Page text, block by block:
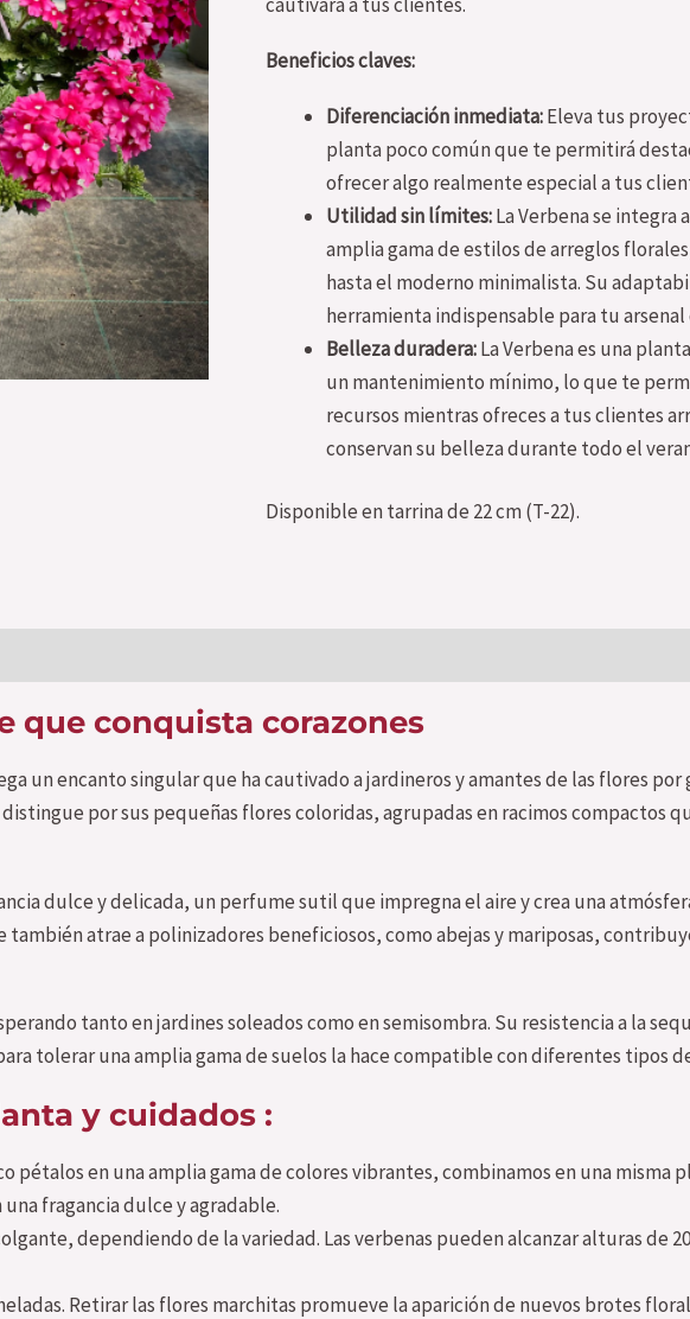
Beneficios claves:
Diferenciación inmediata:Eleva tus
planta poco común que te permitirá
ofrecer algo realmente especial a tus
Utilidad sin límites:La Verbena se integra
amplia gama de estilos de arreglos
hasta el moderno minimalista. Su
herramienta indispensable para tu arsenal
Belleza duradera:La Verbena es una
un mantenimiento mínimo, lo que te
recursos mientras ofreces a tus clientes
conservan su belleza durante todo el
Disponible en tarrina de 22 cm (T-22).
que conquista corazones
un encanto singular que ha cautivado a jardineros y amantes de las flores por
por sus pequeñas flores coloridas, agrupadas en racimos compactos
dulce y delicada, un perfume sutil que impregna el aire y crea una
atrae a polinizadores beneficiosos, como abejas y mariposas,
tanto en jardines soleados como en semisombra. Su resistencia a la
tolerar una amplia gama de suelos la hace compatible con diferentes tipos
y cuidados :
pétalos en una amplia gama de colores vibrantes, combinamos en una misma
fragancia dulce y agradable.
dependiendo de la variedad. Las verbenas pueden alcanzar alturas de
Retirar las flores marchitas promueve la aparición de nuevos brotes